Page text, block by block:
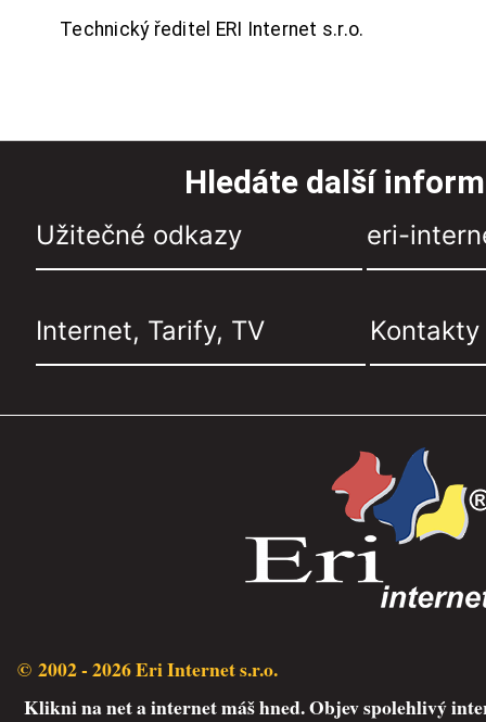
Technický ředitel ERI Internet s.r.o.
Hledáte další
Užitečné odkazy eri-
Internet, Tarify, TV Kontakty
© 2002 - 2026 Eri Internet s.r.o.
Klikni na net a internet máš hned. Objev spolehlivý